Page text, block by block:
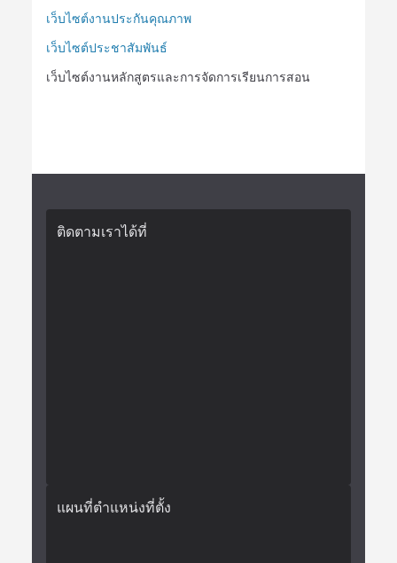
เว็บไซต์งานประกันคุณภาพ
เว็บไซต์ประชาสัมพันธ์
เว็บไซต์งานหลักสูตรและการจัดการเรียนการสอน
ติดตามเราได้ที่
แผนที่ตำแหน่งที่ตั้ง